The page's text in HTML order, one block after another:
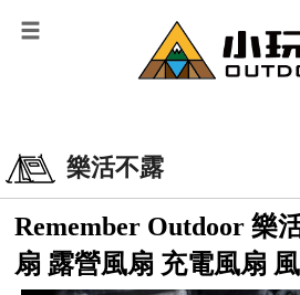
樂活不露
Remember Outdoor 樂
扇 露營風扇 充電風扇